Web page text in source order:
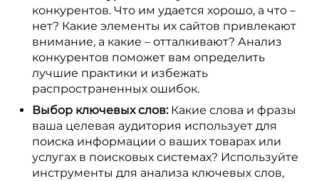
конкурентов. Что им удается хорошо, а что –
нет? Какие элементы их сайтов привлекают
внимание, а какие – отталкивают? Анализ
конкурентов поможет вам определить
лучшие практики и избежать
распространенных ошибок.
Выбор ключевых слов:Какие слова и фразы
ваша целевая аудитория использует для
поиска информации о ваших товарах или
услугах в поисковых системах? Используйте
инструменты для анализа ключевых слов,